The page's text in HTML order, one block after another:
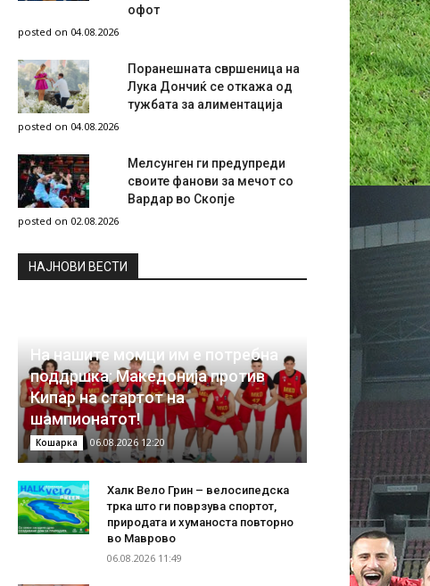
офот
posted on 04.08.2026
Поранешната свршеница на
Лука Дончиќ се откажа од
тужбата за алиментација
posted on 04.08.2026
Мелсунген ги предупреди
своите фанови за мечот со
Вардар во Скопје
posted on 02.08.2026
НAЈНОВИ ВЕСТИ
На нашите момци им е потребна
поддршка: Македонија против
Кипар на стартот на
шампионатот!
Кошарка 06.08.2026 12:20
Халк Вело Грин – велосипедска
трка што ги поврзува спортот,
природата и хуманоста повторно
во Маврово
06.08.2026 11:49